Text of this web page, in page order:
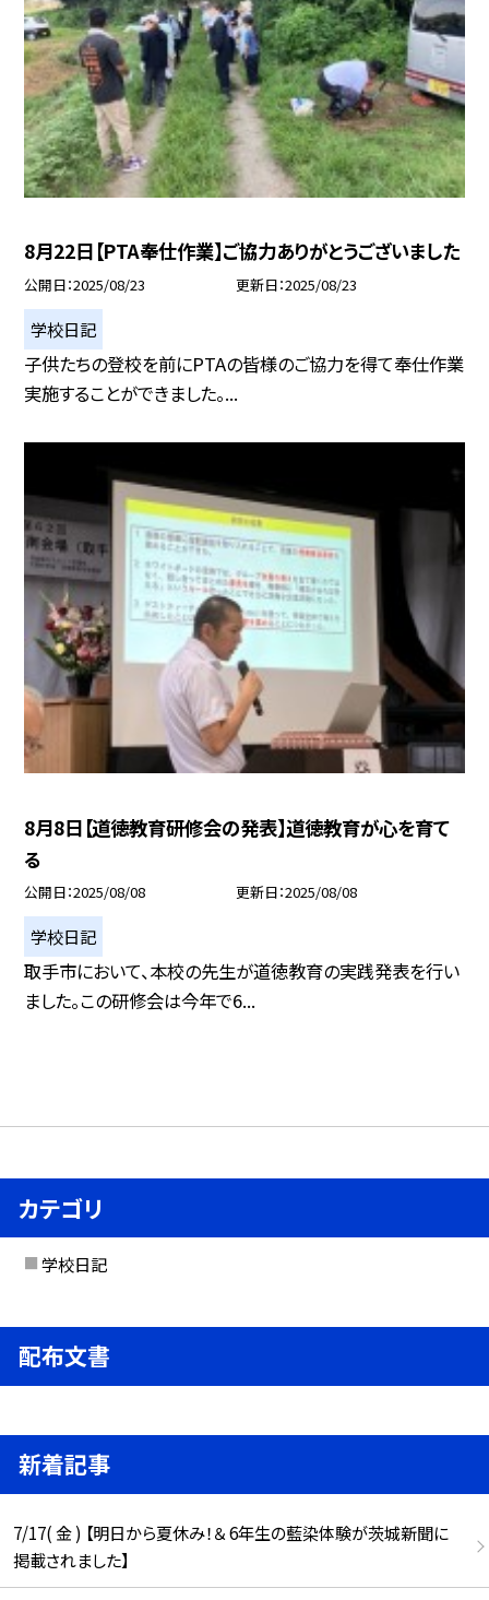
8月22日【PTA奉仕作業】ご協力ありがとうございました
公開日 2025/08/23 更新日 2025/08/23
学校日記
子供たちの登校を前にPTAの皆様のご協力を得て奉仕作業
実施することができました。...
8月8日【道徳教育研修会の発表】道徳教育が心を育て
る
公開日 2025/08/08 更新日 2025/08/08
学校日記
取手市において、本校の先生が道徳教育の実践発表を行い
ました。この研修会は今年で6...
カテゴリ
学校日記
配布文書
新着記事
7/17( 金 ) 【明日から夏休み！＆ 6年生の藍染体験が茨城新聞に
掲載されました】